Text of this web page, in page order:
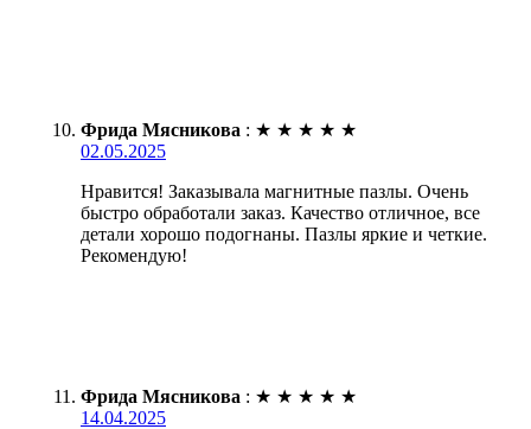
Фрида Мясникова : ★ ★ ★ ★ ★
02.05.2025
Нравится! Заказывала магнитные пазлы. Очень
быстро обработали заказ. Качество отличное, все
детали хорошо подогнаны. Пазлы яркие и четкие.
Рекомендую!
Фрида Мясникова : ★ ★ ★ ★ ★
14.04.2025